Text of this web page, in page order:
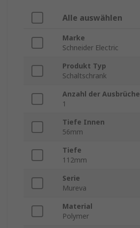
Alle auswählen
Marke
Schneider Electric
Produkt Typ
Schaltschrank
Anzahl der Ausbrüche
1
Tiefe Innen
56mm
Tiefe
112mm
Serie
Mureva
Material
Polymer